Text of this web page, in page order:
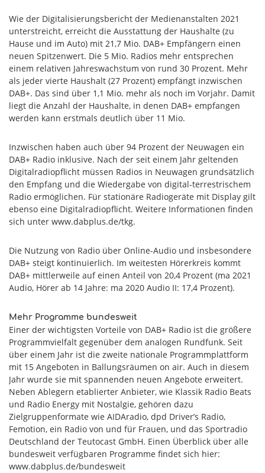
Wie der Digitalisierungsbericht der Medienanstalten 2021
unterstreicht, erreicht die Ausstattung der Haushalte (zu
Hause und im Auto) mit 21,7 Mio. DAB+ Empfängern einen
neuen Spitzenwert. Die 5 Mio. Radios mehr entsprechen
einem relativen Jahreswachstum von rund 30 Prozent. Mehr
als jeder vierte Haushalt (27 Prozent) empfängt inzwischen
DAB+. Das sind über 1,1 Mio. mehr als noch im Vorjahr. Damit
liegt die Anzahl der Haushalte, in denen DAB+ empfangen
werden kann erstmals deutlich über 11 Mio.
Inzwischen haben auch über 94 Prozent der Neuwagen ein
DAB+ Radio inklusive. Nach der seit einem Jahr geltenden
Digitalradiopflicht müssen Radios in Neuwagen grundsätzlich
den Empfang und die Wiedergabe von digital-terrestrischem
Radio ermöglichen. Für stationäre Radiogeräte mit Display gilt
ebenso eine Digitalradiopflicht. Weitere Informationen finden
sich unter www.dabplus.de/tkg.
Die Nutzung von Radio über Online-Audio und insbesondere
DAB+ steigt kontinuierlich. Im weitesten Hörerkreis kommt
DAB+ mittlerweile auf einen Anteil von 20,4 Prozent (ma 2021
Audio, Hörer ab 14 Jahre: ma 2020 Audio II: 17,4 Prozent).
Mehr Programme bundesweit
Einer der wichtigsten Vorteile von DAB+ Radio ist die größere
Programmvielfalt gegenüber dem analogen Rundfunk. Seit
über einem Jahr ist die zweite nationale Programmplattform
mit 15 Angeboten in Ballungsräumen on air. Auch in diesem
Jahr wurde sie mit spannenden neuen Angebote erweitert.
Neben Ablegern etablierter Anbieter, wie Klassik Radio Beats
und Radio Energy mit Nostalgie, gehören dazu
Zielgruppenformate wie AIDAradio, dpd Driver’s Radio,
Femotion, ein Radio von und für Frauen, und das Sportradio
Deutschland der Teutocast GmbH. Einen Überblick über alle
bundesweit verfügbaren Programme findet sich hier:
www.dabplus.de/bundesweit